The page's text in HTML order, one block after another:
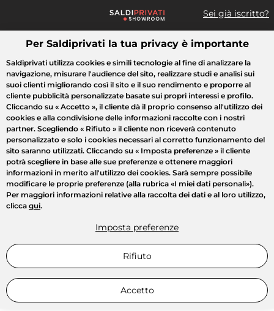
Sei già iscritto?
Cosa cerchi?
Tutte le vendite Moda Casa Bellezza Elettrodomestici
Per Saldiprivati la tua privacy è importante
Saldiprivati utilizza cookies e simili tecnologie al fine di analizzare la
navigazione, misurare l'audience del sito, realizzare studi e analisi sui
suoi clienti migliorando così il sito e il suo rendimento e proporre al
cliente pubblicità personalizzate basate sui propri interessi e profilo.
Cliccando su « Accetto », il cliente dà il proprio consenso all'utilizzo dei
cookies e alla condivisione delle informazioni raccolte con i nostri
partner. Scegliendo « Rifiuto » il cliente non riceverà contenuto
personalizzato e solo i cookies necessari al corretto funzionamento del
sito saranno utilizzati. Cliccando su « Imposta preferenze » il cliente
potrà scegliere in base alle sue preferenze e ottenere maggiori
informazioni in merito all'utilizzo dei cookies. Sarà sempre possibile
modificare le proprie preferenze (alla rubrica «I miei dati personali»).
Per maggiori informazioni relative alla raccolta dei dati e al loro utilizzo,
clicca qui.
Imposta preferenze
Rifiuto
Accetto